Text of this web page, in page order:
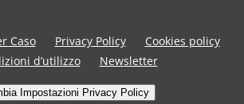
Caso Privacy Policy
Cookies policy
d’utilizzo
Newsletter
Impostazioni Privacy Policy